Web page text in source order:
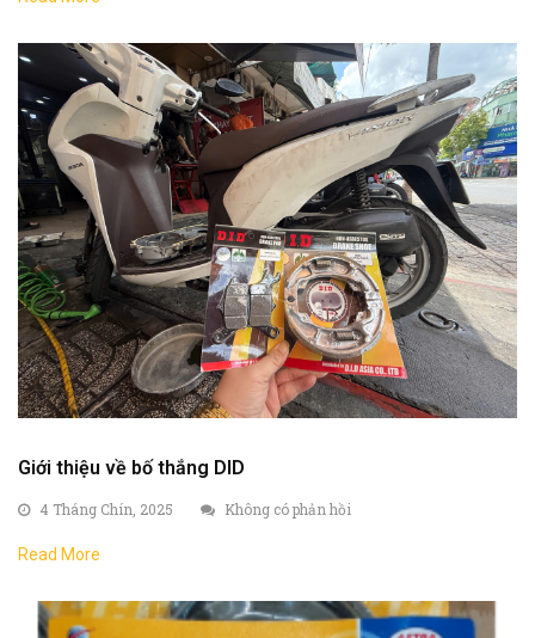
Giới thiệu về bố thắng DID
4 Tháng Chín, 2025 Không có phản hồi
Read More